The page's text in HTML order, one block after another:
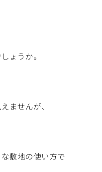
ょうか。
ませんが、
敷地の使い方で